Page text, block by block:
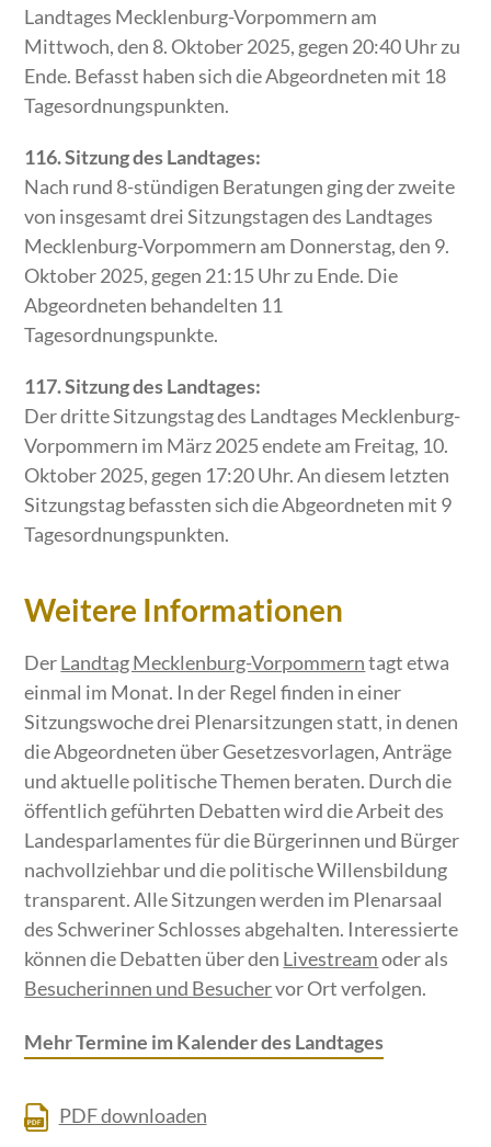
Landtages Mecklenburg-Vorpommern am
Mittwoch, den 8. Oktober 2025, gegen 20:40 Uhr zu
Ende. Befasst haben sich die Abgeordneten mit 18
Tagesordnungspunkten.
116. Sitzung des Landtages:
Nach rund 8-stündigen Beratungen ging der zweite
von insgesamt drei Sitzungstagen des Landtages
Mecklenburg-Vorpommern am Donnerstag, den 9.
Oktober 2025, gegen 21:15 Uhr zu Ende. Die
Abgeordneten behandelten 11
Tagesordnungspunkte.
117. Sitzung des Landtages:
Der dritte Sitzungstag des Landtages Mecklenburg-
Vorpommern im März 2025 endete am Freitag, 10.
Oktober 2025, gegen 17:20 Uhr. An diesem letzten
Sitzungstag befassten sich die Abgeordneten mit 9
Tagesordnungspunkten.
Weitere Informationen
DerLandtag Mecklenburg-Vorpommerntagt etwa
einmal im Monat. In der Regel finden in einer
Sitzungswoche drei Plenarsitzungen statt, in denen
die Abgeordneten über Gesetzesvorlagen, Anträge
und aktuelle politische Themen beraten. Durch die
öffentlich geführten Debatten wird die Arbeit des
Landesparlamentes für die Bürgerinnen und Bürger
nachvollziehbar und die politische Willensbildung
transparent. Alle Sitzungen werden im Plenarsaal
des Schweriner Schlosses abgehalten. Interessierte
können die Debatten über den Livestreamoder als
Besucherinnen und Besuchervor Ort verfolgen.
Mehr Termine im Kalender des Landtages
PDF downloaden